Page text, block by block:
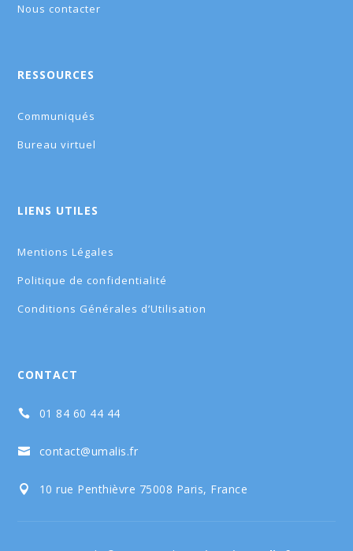
Nous contacter
RESSOURCES
Communiqués
Bureau virtuel
LIENS UTILES
Mentions Légales
Politique de confidentialité
Conditions Générales d’Utilisation
CONTACT
 01 84 60 44 44
 contact@umalis.fr
 10 rue Penthièvre 75008 Paris, France